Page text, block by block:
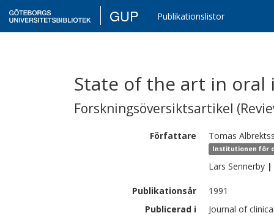
GUP Publikationslistor
State of the art in oral
Forskningsöversiktsartikel
Författare Tomas
Institutionen för
Lars Sennerby |
Publikationsår
1991
Publicerad i
Journal of